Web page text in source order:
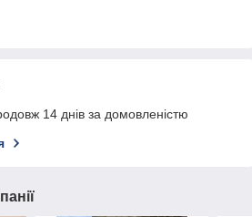
14 днів за домовленістю